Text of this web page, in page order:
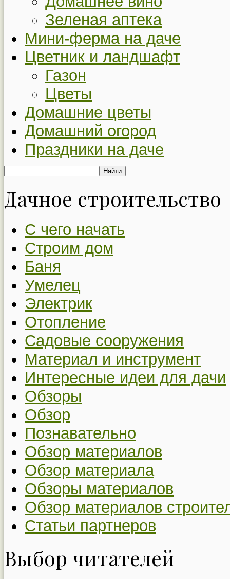
Зеленая аптека
Мини-ферма на даче
Цветник и ландшафт
Газон
Цветы
Домашние цветы
Домашний огород
Праздники на даче
Дачное строительство
С чего начать
Строим дом
Баня
Умелец
Электрик
Отопление
Садовые сооружения
Материал и инструмент
Интересные идеи для дачи
Обзоры
Обзор
Познавательно
Обзор материалов
Обзор материала
Обзоры материалов
Обзор материалов
Статьи партнеров
Выбор читателей